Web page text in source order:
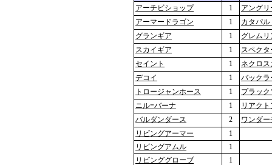
アーチビショップ
1
アング
アーマードラゴン
1
カタパル
グランギア
1
グレム
スカイギア
1
スペク
セイント
1
ネクロ
デコイ
1
バックラ
トロージャンホース
1
プラッ
ニル=バーナ
1
リアク
バルダンダース
2
ワンダ
リビングアーマー
1
リビングアムル
1
リビンググローブ
1